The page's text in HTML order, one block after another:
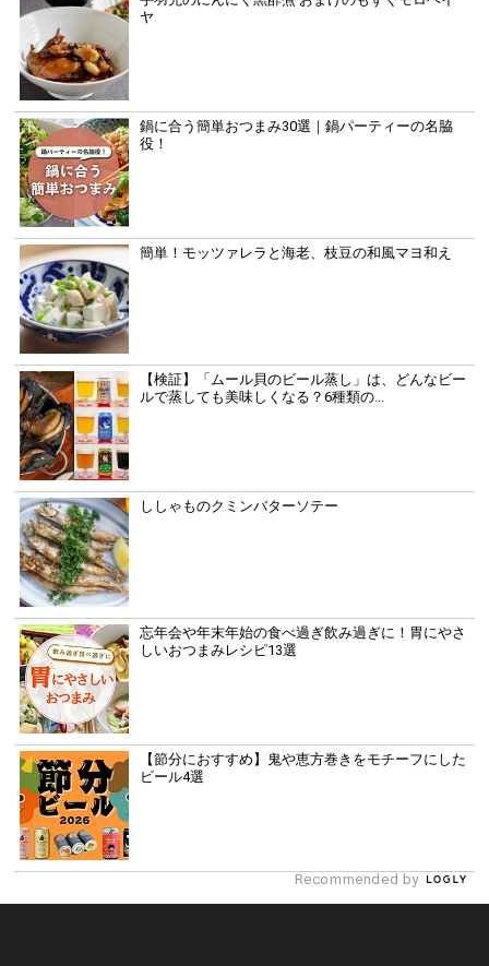
ヤ
鍋に合う簡単おつまみ30選｜鍋パーティーの名脇
役！
簡単！モッツァレラと海老、枝豆の和風マヨ和え
【検証】「ムール貝のビール蒸し」は、どんなビー
ルで蒸しても美味しくなる？6種類の...
ししゃものクミンバターソテー
忘年会や年末年始の食べ過ぎ飲み過ぎに！胃にやさ
しいおつまみレシピ13選
【節分におすすめ】鬼や恵方巻きをモチーフにした
ビール4選
Recommended by